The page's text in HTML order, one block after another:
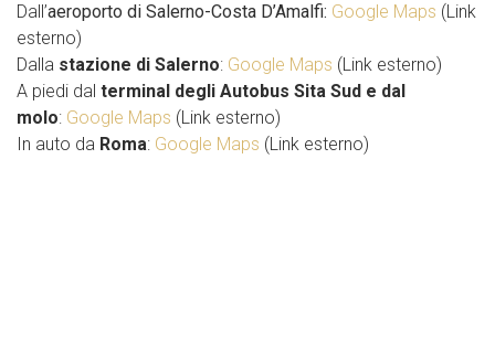
Dall’aeroporto di Salerno-Costa D’Amalfi: Google Maps (Link
esterno)
Dalla stazione di Salerno: Google Maps (Link esterno)
A piedi dal terminal degli Autobus Sita Sud e dal
molo: Google Maps (Link esterno)
In auto da Roma: Google Maps (Link esterno)